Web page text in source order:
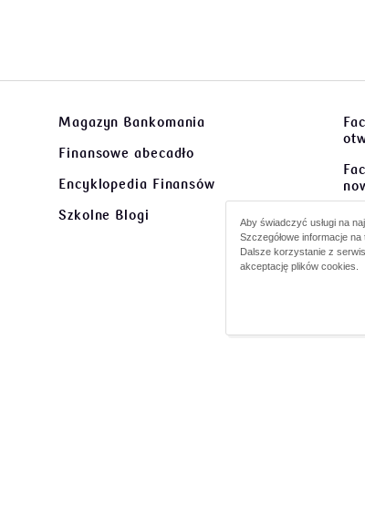
Magazyn Bankomania
Finansowe abecadło
Encyklopedia Finansów
Szkolne Blogi
Aby świadczyć usługi na
Szczegółowe informacje
Dalsze korzystanie z
akceptację plików cookies.